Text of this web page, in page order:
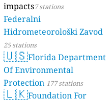
impacts7 stations
Federalni
Hidrometeorološki Zavod
25 stations
🇺🇸Florida Department
Of Environmental
Protection 177 stations
🇱🇰Foundation For